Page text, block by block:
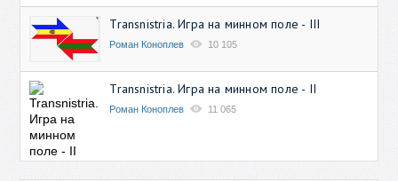
Transnistria. Игра на минном поле - III
Роман Коноплев 10 105
Transnistria. Игра на минном поле - II
Роман Коноплев 11 065